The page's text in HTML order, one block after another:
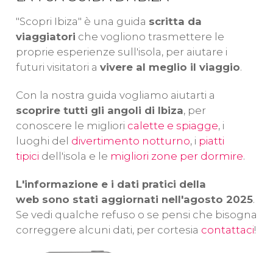
Scoprirete
l'isolotto di Es
Vedrá, farete
snorkeling ed
esplorerete Formentera
insieme a noi!
realizzeremo
nelle acque del
nord di Ibiza, in
cui
vedremo
Cala
Saladetae
leSes
Margalides.
"Scopri Ibiza" è una guida scritta da
viaggiatori che vogliono trasmettere le
proprie esperienze sull'isola, per aiutare i
futuri visitatori a vivere al meglio il viaggio.
Con la nostra guida vogliamo aiutarti a
scoprire tutti gli angoli di Ibiza, per
conoscere le migliori calette e spiagge, i
luoghi del divertimento notturno, i piatti
tipici dell'isola e le migliori zone per dormire.
L'informazione e i dati pratici della
web sono stati aggiornati nell'agosto 2025.
Se vedi qualche refuso o se pensi che bisogna
correggere alcuni dati, per cortesia contattaci!